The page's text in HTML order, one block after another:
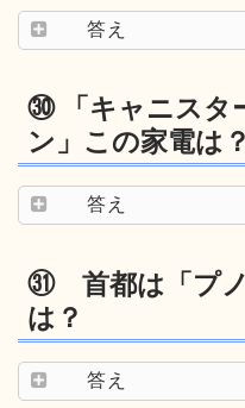
答え
㉚ 「キャニスタ
ン」この家電は？
答え
㉛ 首都は「プ
は？
答え